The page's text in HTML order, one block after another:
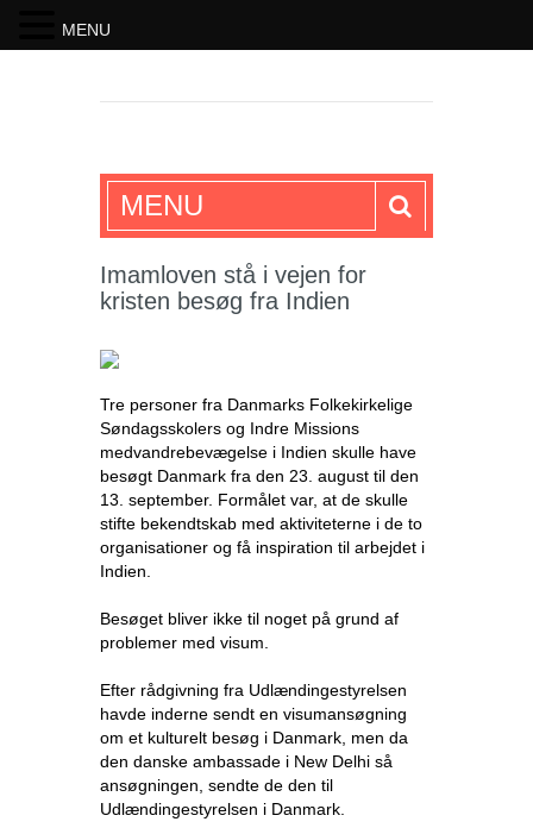
SKRIFTEN
MENU
Imamloven stå i vejen for
kristen besøg fra Indien
Tre personer fra Danmarks Folkekirkelige
Søndagsskolers og Indre Missions
medvandrebevægelse i Indien skulle have
besøgt Danmark fra den 23. august til den
13. september. Formålet var, at de skulle
stifte bekendtskab med aktiviteterne i de to
organisationer og få inspiration til arbejdet i
Indien.
Besøget bliver ikke til noget på grund af
problemer med visum.
Efter rådgivning fra Udlændingestyrelsen
havde inderne sendt en visumansøgning
om et kulturelt besøg i Danmark, men da
den danske ambassade i New Delhi så
ansøgningen, sendte de den til
Udlændingestyrelsen i Danmark.
MENU